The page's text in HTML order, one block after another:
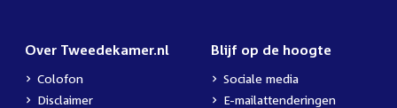
Over Tweedekamer.nl
Colofon
Disclaimer
Blijf op de hoogte
Sociale media
E-mailattenderingen